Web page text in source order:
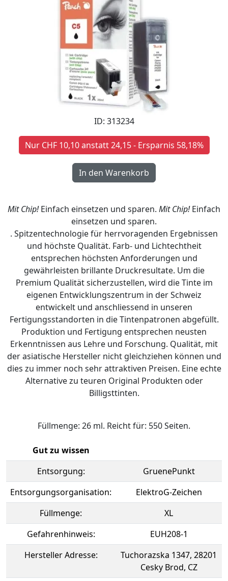
ID: 313234
Nur CHF 10,10 anstatt 24,15 - Ersparnis 58,18%
Mit Chip!Einfach einsetzen und sparen. Mit Chip!Einfach
einsetzen und sparen.
. Spitzentechnologie für herrvoragenden Ergebnissen
und höchste Qualität. Farb- und Lichtechtheit
entsprechen höchsten Anforderungen und
gewährleisten brillante Druckresultate. Um die
Premium Qualität sicherzustellen, wird die Tinte im
eigenen Entwicklungszentrum in der Schweiz
entwickelt und anschliessend in unseren
Fertigungsstandorten in die Tintenpatronen abgefüllt.
Produktion und Fertigung entsprechen neusten
Erkenntnissen aus Lehre und Forschung. Qualität, mit
der asiatische Hersteller nicht gleichziehen können und
dies zu immer noch sehr attraktiven Preisen. Eine echte
Alternative zu teuren Original Produkten oder
Billigsttinten.
Füllmenge: 26 ml. Reicht für: 550 Seiten.
Gut zu wissen
Entsorgung:
GruenePunkt
Entsorgungsorganisation:
ElektroG-Zeichen
Füllmenge:
XL
Gefahrenhinweis:
EUH208-1
Hersteller Adresse:
Tuchorazska 1347, 28201
Cesky Brod, CZ